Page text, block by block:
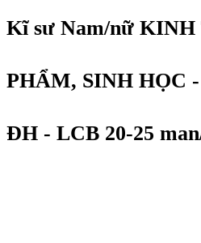
Kĩ sư Nam/nữ KINH
PHẨM, SINH HỌC
ĐH - LCB 20-25